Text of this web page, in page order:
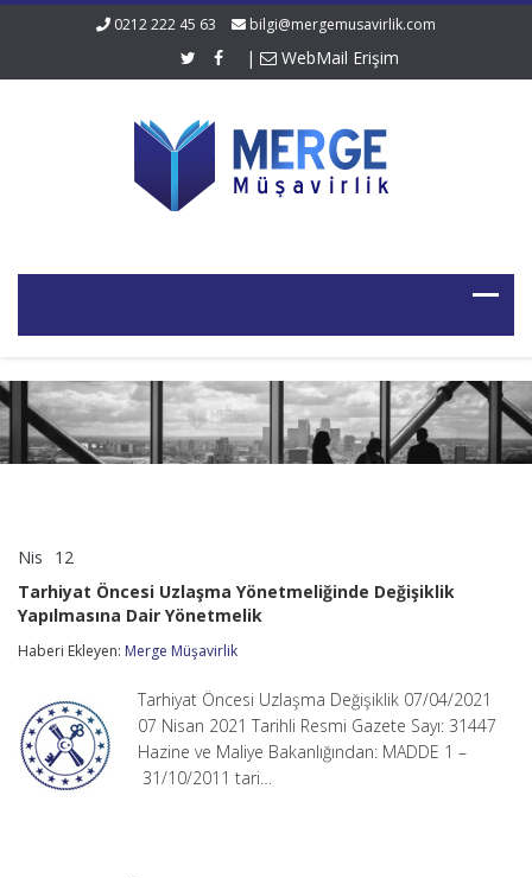
0212 222 45 63 bilgi@mergemusavirlik.com
| WebMail Erişim
Nis 12
Uzlaşma
Yönetmeliğinde
Yapılmasına
Yönetmelik
için
Tarhiyat Öncesi Uzlaşma Yönetmeliğinde Değişiklik
Yapılmasına Dair Yönetmelik
Haberi Ekleyen: Merge Müşavirlik
Tarhiyat Öncesi Uzlaşma Değişiklik 07/04/2021
07 Nisan 2021 Tarihli Resmi Gazete Sayı: 31447
Hazine ve Maliye Bakanlığından: MADDE 1 –
31/10/2011 tari…